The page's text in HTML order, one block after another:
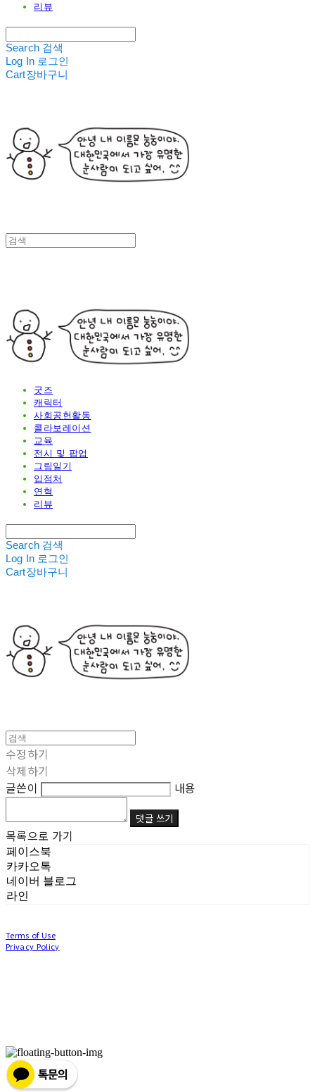
리뷰
Search 검색
Log In 로그인
Cart장바구니
굿즈
캐릭터
사회공헌활동
콜라보레이션
교육
전시 및 팝업
그림일기
입점처
연혁
리뷰
Search 검색
Log In 로그인
Cart장바구니
수정하기
삭제하기
글쓴이
내용
댓글 쓰기
목록으로 가기
페이스북
카카오톡
네이버 블로그
라인
Terms of Use
Privacy Policy